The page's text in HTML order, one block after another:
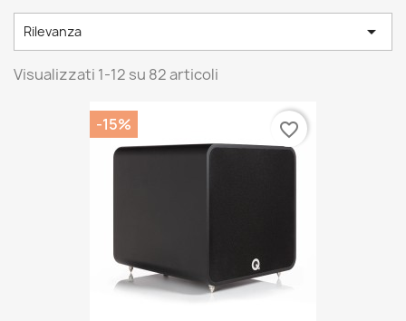
Rilevanza 
Visualizzati 1-12 su 82 articoli
-15% favorite_border